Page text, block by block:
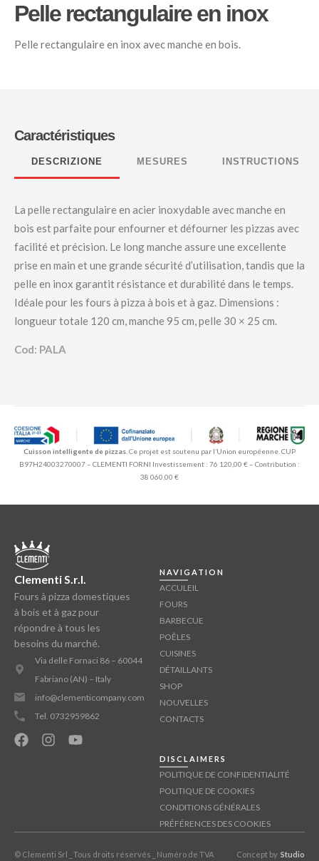
Pelle rectangulaire en inox
Pelle rectangulaire en inox avec manche en bois.
Caractéristiques
DESCRIZIONE MESURES INSTRUCTIONS
La pelle rectangulaire en acier inoxydable avec manche en
bois est parfaite pour enfourner et défourner les pizzas avec
facilité et précision. Le long manche assure une excellente
prise en main et une grande sécurité d’utilisation, tandis que la
pelle en inox garantit résistance et durabilité dans le temps.
Idéale pour les fours à pizza à bois et à gaz. Dimensions :
longueur totale 120 cm, manche 95 cm, pelle 30 × 25 cm.
Cod: PALA
Cuisson intelligente de pizzas. Ce projet est soutenu par l’Union européenne. CUP
B97H24003270007 – CLEMENTI FORNI Investissement : 76 120,00 € – Contribution :
38 060,00 €
Clementi S.r.l.
Fours à pizza domestiques
à bois et à gaz pour
répondre à tous les
besoins du marché.
Via delle Fornaci 86 – 60044
Fabriano (AN) – Italy
info@clementicompany.com
Tel. 0732959862
NAVIGATION
ACCULEIL
FOURS
BARBECUE
POÊLES
CUISINES
DÉTAILLANTS
SHOP
NOUVELLES
CONTACTS
DISCLAIMERS
POLITIQUE DE CONFIDENTIALITÉ
POLITIQUE DE COOKIES
CONDITIONS GÉNÉRALES
PRÉFÉRENCES DES COOKIES
© Clementi Srl _ Tous droits réservés _ Numéro de TVA Concept by Studio